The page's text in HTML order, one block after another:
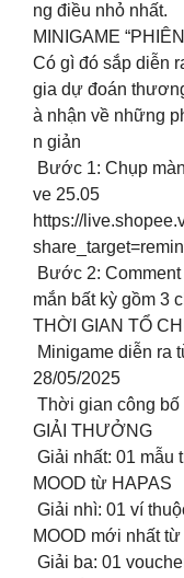
ng điều nhỏ nhất.
MINIGAME
Có gì đó sắp diễn
gia dự đoán
à nhận về những
n giản
Bước 1: Chụp
ve 25.05
https://
Bước 2:
mắn bất kỳ gồm 3
THỜI GIAN TỔ
Minigame diễn ra
28/05/2025
Thời gian công
GIẢI THƯỞNG
Giải nhất: 01 mẫu
MOOD từ HAPAS
Giải nhì: 01 ví
MOOD mới nhất
Giải ba: 01